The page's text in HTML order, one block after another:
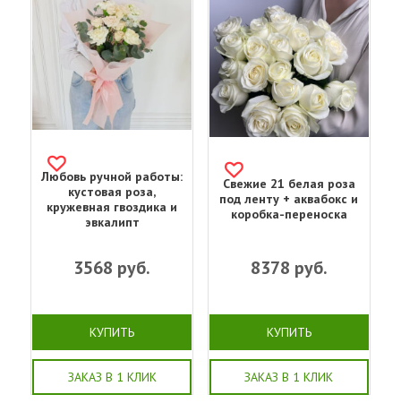
Любовь ручной работы:
кустовая роза,
кружевная гвоздика и
эвкалипт
3568 руб.
КУПИТЬ
ЗАКАЗ В 1 КЛИК
Свежие 21 белая роза
под ленту + аквабокс и
коробка-переноска
8378 руб.
КУПИТЬ
ЗАКАЗ В 1 КЛИК